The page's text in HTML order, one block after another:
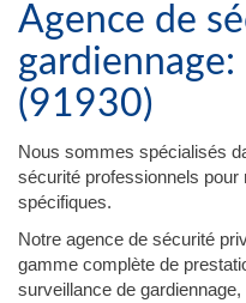
Agence de
(91930)
Nous sommes spécialisés
sécurité professionnels pour
spécifiques.
Notre agence de sécurité
gamme complète de
surveillance de